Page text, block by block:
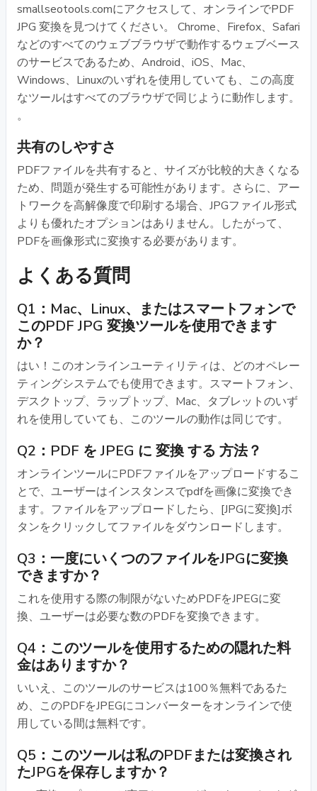
smallseotools.comにアクセスして、オンラインでPDF
JPG 変換を見つけてください。 Chrome、Firefox、Safari
などのすべてのウェブブラウザで動作するウェブベース
のサービスであるため、Android、iOS、Mac、
Windows、Linuxのいずれを使用していても、この高度
なツールはすべてのブラウザで同じように動作します。
。
共有のしやすさ
PDFファイルを共有すると、サイズが比較的大きくなる
ため、問題が発生する可能性があります。さらに、アー
トワークを高解像度で印刷する場合、JPGファイル形式
よりも優れたオプションはありません。したがって、
PDFを画像形式に変換する必要があります。
よくある質問
Q1：Mac、Linux、またはスマートフォンで
このPDF JPG 変換ツールを使用できます
か？
はい！このオンラインユーティリティは、どのオペレー
ティングシステムでも使用できます。スマートフォン、
デスクトップ、ラップトップ、Mac、タブレットのいず
れを使用していても、このツールの動作は同じです。
Q2：PDF を JPEG に 変換 する 方法？
オンラインツールにPDFファイルをアップロードするこ
とで、ユーザーはインスタンスでpdfを画像に変換でき
ます。ファイルをアップロードしたら、[JPGに変換]ボ
タンをクリックしてファイルをダウンロードします。
Q3：一度にいくつのファイルをJPGに変換
できますか？
これを使用する際の制限がないためPDFをJPEGに変
換、ユーザーは必要な数のPDFを変換できます。
Q4：このツールを使用するための隠れた料
金はありますか？
いいえ、このツールのサービスは100％無料であるた
め、このPDFをJPEGにコンバーターをオンラインで使
用している間は無料です。
Q5：このツールは私のPDFまたは変換され
たJPGを保存しますか？